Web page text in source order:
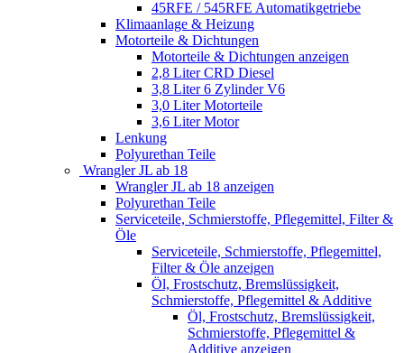
45RFE / 545RFE Automatikgetriebe
Klimaanlage & Heizung
Motorteile & Dichtungen
Motorteile & Dichtungen anzeigen
2,8 Liter CRD Diesel
3,8 Liter 6 Zylinder V6
3,0 Liter Motorteile
3,6 Liter Motor
Lenkung
Polyurethan Teile
Wrangler JL ab 18
Wrangler JL ab 18 anzeigen
Polyurethan Teile
Serviceteile, Schmierstoffe, Pflegemittel, Filter &
Öle
Serviceteile, Schmierstoffe, Pflegemittel,
Filter & Öle anzeigen
Öl, Frostschutz, Bremslüssigkeit,
Schmierstoffe, Pflegemittel & Additive
Öl, Frostschutz, Bremslüssigkeit,
Schmierstoffe, Pflegemittel &
Additive anzeigen